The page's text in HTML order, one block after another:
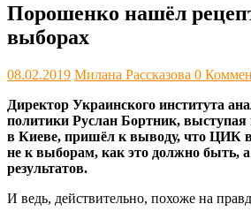
Порошенко нашёл
выборах
08.02.2019 Милана Рассказова 0
Директор Украинского института
политики Руслан Бортник, выступая
в Киеве, пришёл к выводу, что ЦИК
не к выборам, как это должно быть,
результатов.
И ведь, действительно, похоже на